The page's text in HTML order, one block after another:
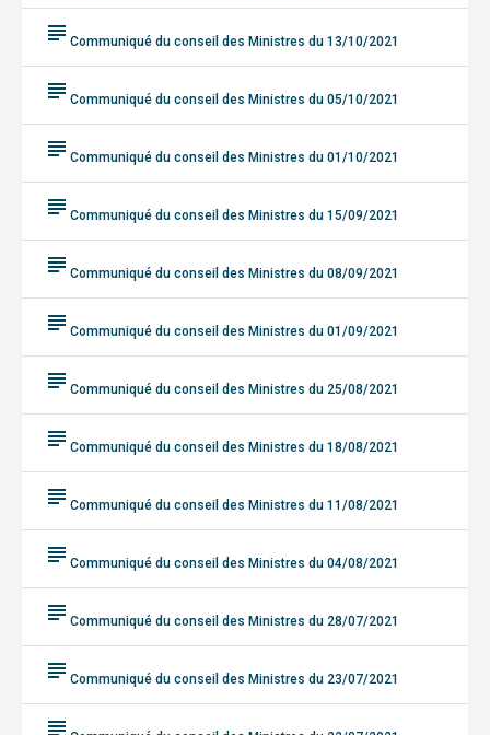
subject Communiqué du conseil des Ministres du 13/10/2021
subject Communiqué du conseil des Ministres du 05/10/2021
subject Communiqué du conseil des Ministres du 01/10/2021
subject Communiqué du conseil des Ministres du 15/09/2021
subject Communiqué du conseil des Ministres du 08/09/2021
subject Communiqué du conseil des Ministres du 01/09/2021
subject Communiqué du conseil des Ministres du 25/08/2021
subject Communiqué du conseil des Ministres du 18/08/2021
subject Communiqué du conseil des Ministres du 11/08/2021
subject Communiqué du conseil des Ministres du 04/08/2021
subject Communiqué du conseil des Ministres du 28/07/2021
subject Communiqué du conseil des Ministres du 23/07/2021
subject